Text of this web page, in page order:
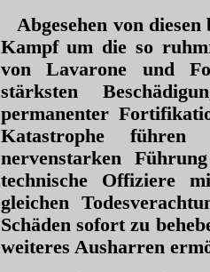
Abgesehen von
Kampf um die so
von Lavarone und
stärksten
permanenter
Katastrophe
nervenstarken
technische Offiziere
gleichen
Schäden sofort zu
weiteres Ausharren